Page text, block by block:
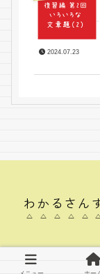
2024.07.23
わかるさん
© 2024 わかる